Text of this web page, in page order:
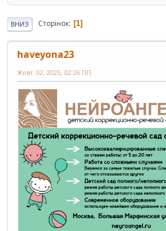
ВНИЗ Сторінок 1
haveyona23
Жовт. 02, 2025, 02:26 ПП